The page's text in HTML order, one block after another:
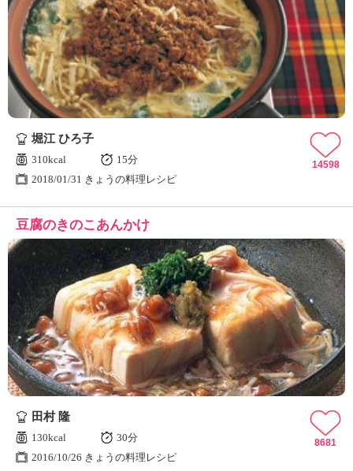
堀江 ひろ子
310kcal
15分
2018/01/31 きょうの料理レシピ
14598
豆腐のきのこあんかけ
田村 隆
130kcal
30分
2016/10/26 きょうの料理レシピ
8681